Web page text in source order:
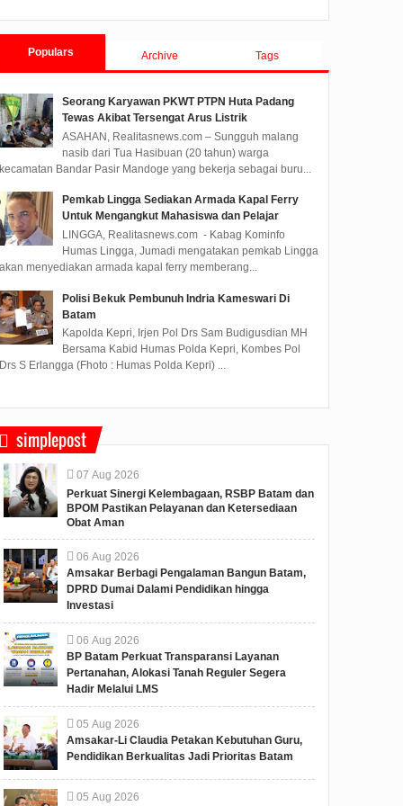
M.TP bersama Unsur
Populars Archive Tags
Seorang Karyawan PKWT PTPN Huta Padang
Tewas Akibat Tersengat Arus Listrik
ASAHAN, Realitasnews.com – Sungguh malang
nasib dari Tua Hasibuan (20 tahun) warga
kecamatan Bandar Pasir Mandoge yang bekerja sebagai buru...
Pemkab Lingga Sediakan Armada Kapal Ferry
Untuk Mengangkut Mahasiswa dan Pelajar
LINGGA, Realitasnews.com - Kabag Kominfo
Humas Lingga, Jumadi mengatakan pemkab Lingga
akan menyediakan armada kapal ferry memberang...
Polisi Bekuk Pembunuh Indria Kameswari Di
Batam
Kapolda Kepri, Irjen Pol Drs Sam Budigusdian MH
Bersama Kabid Humas Polda Kepri, Kombes Pol
Drs S Erlangga (Fhoto : Humas Polda Kepri) ...
simplepost
07 Aug 2026
Perkuat Sinergi Kelembagaan, RSBP Batam dan
BPOM Pastikan Pelayanan dan Ketersediaan
Obat Aman
06 Aug 2026
Amsakar Berbagi Pengalaman Bangun Batam,
DPRD Dumai Dalami Pendidikan hingga
Investasi
06 Aug 2026
BP Batam Perkuat Transparansi Layanan
Pertanahan, Alokasi Tanah Reguler Segera
Hadir Melalui LMS
05 Aug 2026
Amsakar-Li Claudia Petakan Kebutuhan Guru,
Pendidikan Berkualitas Jadi Prioritas Batam
05 Aug 2026